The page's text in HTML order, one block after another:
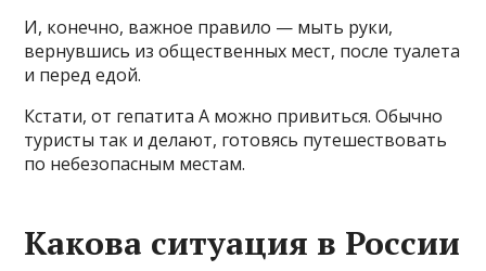
И, конечно, важное правило — мыть руки,
вернувшись из общественных мест, после туалета
и перед едой.
Кстати, от гепатита А можно привиться. Обычно
туристы так и делают, готовясь путешествовать
по небезопасным местам.
Какова ситуация в России